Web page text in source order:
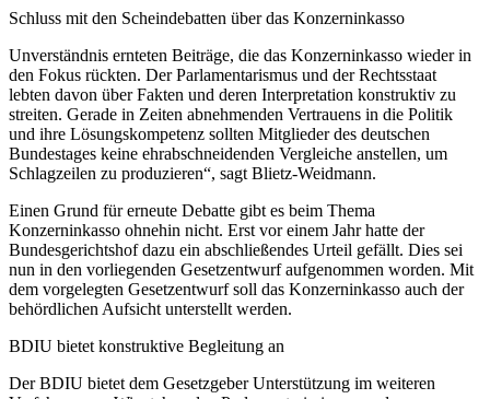
Schluss mit den Scheindebatten über das Konzerninkasso
Unverständnis ernteten Beiträge, die das Konzerninkasso wieder in
den Fokus rückten. Der Parlamentarismus und der Rechtsstaat
lebten davon über Fakten und deren Interpretation konstruktiv zu
streiten. Gerade in Zeiten abnehmenden Vertrauens in die Politik
und ihre Lösungskompetenz sollten Mitglieder des deutschen
Bundestages keine ehrabschneidenden Vergleiche anstellen, um
Schlagzeilen zu produzieren“, sagt Blietz-Weidmann.
Einen Grund für erneute Debatte gibt es beim Thema
Konzerninkasso ohnehin nicht. Erst vor einem Jahr hatte der
Bundesgerichtshof dazu ein abschließendes Urteil gefällt. Dies sei
nun in den vorliegenden Gesetzentwurf aufgenommen worden. Mit
dem vorgelegten Gesetzentwurf soll das Konzerninkasso auch der
behördlichen Aufsicht unterstellt werden.
BDIU bietet konstruktive Begleitung an
Der BDIU bietet dem Gesetzgeber Unterstützung im weiteren